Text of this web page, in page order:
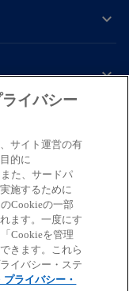
新
い
タ
ブ
で
開
く
新
い
タ
ブ
で
開
く
ィーヘルプ通報窓口
corporation
Accountants Law and
of independent member
a private English
© 2026 KPMG Tax
the Japanese CPTA
of independent
イバシー
サイト運営の有
的に
た、サードパ
施するために
Cookieの一部
ます。一度にす
Cookieを管理
きます。これら
イバシー・ステ
ライバシー・